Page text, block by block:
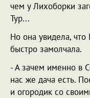
чем у Лихоборки
Тур...
Но она увидела, что
быстро замолчала.
- А зачем именно в
нас же дача есть.
и огородик со